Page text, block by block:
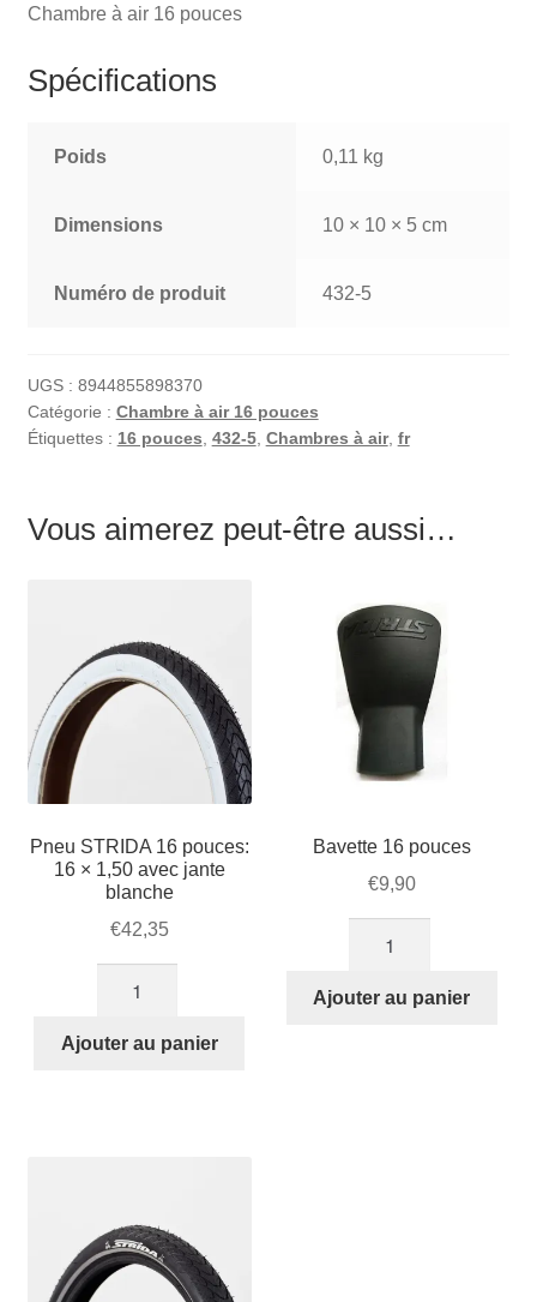
Chambre à air 16 pouces
Spécifications
Poids 0,11 kg
Dimensions 10 × 10 × 5 cm
Numéro de produit 432-5
UGS : 8944855898370
Catégorie : Chambre à air 16 pouces
Étiquettes : 16 pouces, 432-5, Chambres à air, fr
Vous aimerez peut-être aussi…
Pneu STRIDA 16 pouces:
16 × 1,50 avec jante
blanche
€42,35
Pneu
avec
jante
Ajouter au panier
Bavette 16 pouces
€9,90
Bavette
Ajouter au panier